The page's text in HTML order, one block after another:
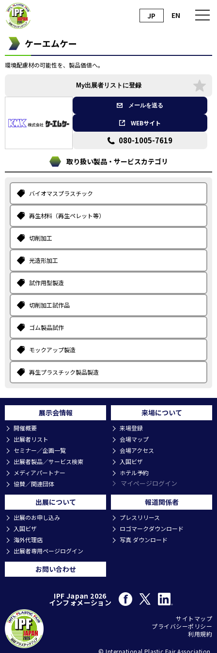
JP EN
ケーエムケー
環境配慮材の可能性を、製品価値へ。
My出展者リストに登録
メールを送る
WEBサイト
080-1005-7619
取り扱い製品・サービスカテゴリ
バイオマスプラスチック
再生材料（再生ペレット等）
切削加工
光造形加工
試作用型製造
切削加工試作品
ゴム製品試作
モックアップ製造
再生プラスチック製品製造
展示会情報
開催概要
出展者リスト
セミナー／企画一覧
出展者製品／サービス検索
メディアパートナー
協賛／関連団体
来場について
来場登録
会場マップ
会場アクセス
入国ビザ
ホテル予約
マイページログイン
出展について
出展のお申し込み
入国ビザ
海外代理店
出展者専用ページログイン
報道関係者
プレスリリース
ロゴマークダウンロード
写真 ダウンロード
お問い合わせ
IPF Japan 2026
インフォメーション
サイトマップ
プライバシーポリシー
利用規約
© International Plastic Fair Association.